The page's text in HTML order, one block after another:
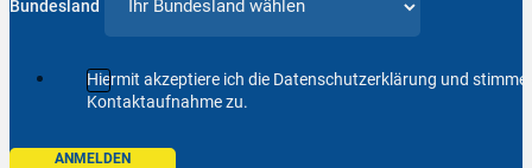
Bundesland
Hiermit akzeptiere ich die Datenschutzerklärung und
Kontaktaufnahme zu.
ANMELDEN